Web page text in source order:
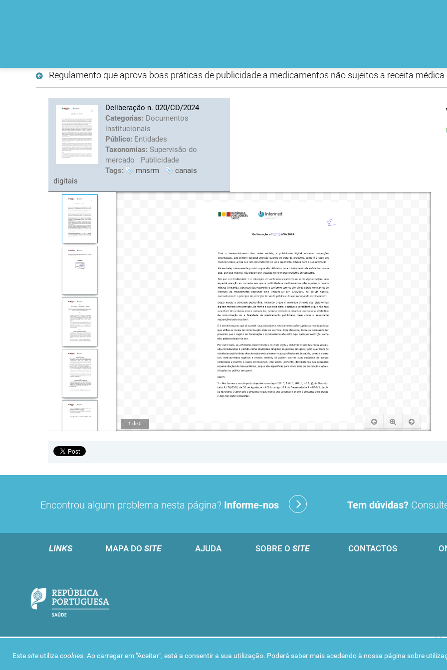
Regulamento que aprova boas práticas de publicidade a medicamentos não sujeitos a receita
Deliberação n. 020/CD/2024
Categorias: Documentos
institucionais
Público: Entidades
Taxonomias: Supervisão do
mercado
Publicidade
Tags:
mnsrm
canais
digitais
1 de 5
Estesite utiliza cookies. Ao carregar em "Aceitar", está a consentir a sua utilização. Poderá saber mais acedendo à nossa página sobre
Encontrou algum problema nesta página? Informe-nos Tem dúvidas?
LINKS MAPA DO SITE AJUDA SOBRE O SITE CONTACTOS